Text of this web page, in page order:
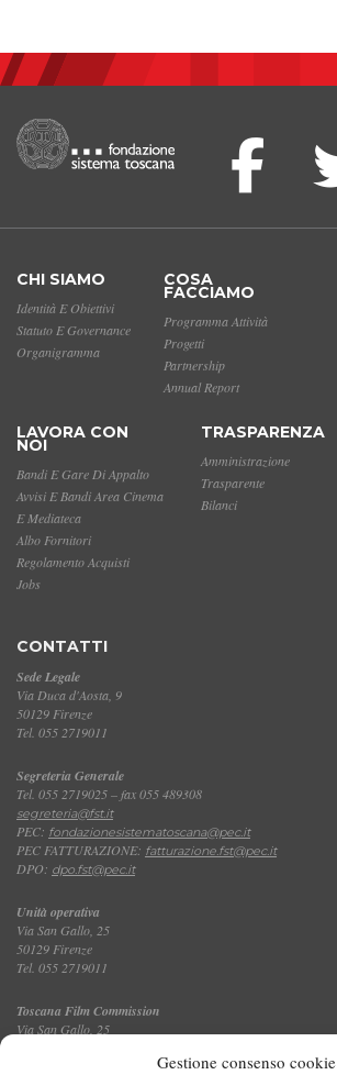
Gestione consenso cookie
CHI SIAMO
Identità E Obiettivi
Statuto E Governance
Organigramma
COSA
FACCIAMO
Programma Attività
Progetti
Partnership
Annual Report
LAVORA CON
NOI
Bandi E Gare Di Appalto
Avvisi E Bandi Area Cinema
E Mediateca
Albo Fornitori
Regolamento Acquisti
Jobs
TRASPARENZA
Amministrazione
Trasparente
Bilanci
CONTATTI
Sede Legale
Via Duca d'Aosta, 9
50129 Firenze
Tel. 055 2719011
Segreteria Generale
Tel. 055 2719025 – fax 055 489308
segreteria@fst.it
PEC: fondazionesistematoscana@pec.it
PEC FATTURAZIONE: fatturazione.fst@pec.it
DPO: dpo.fst@pec.it
Unità operativa
Via San Gallo, 25
50129 Firenze
Tel. 055 2719011
Toscana Film Commission
Via San Gallo, 25